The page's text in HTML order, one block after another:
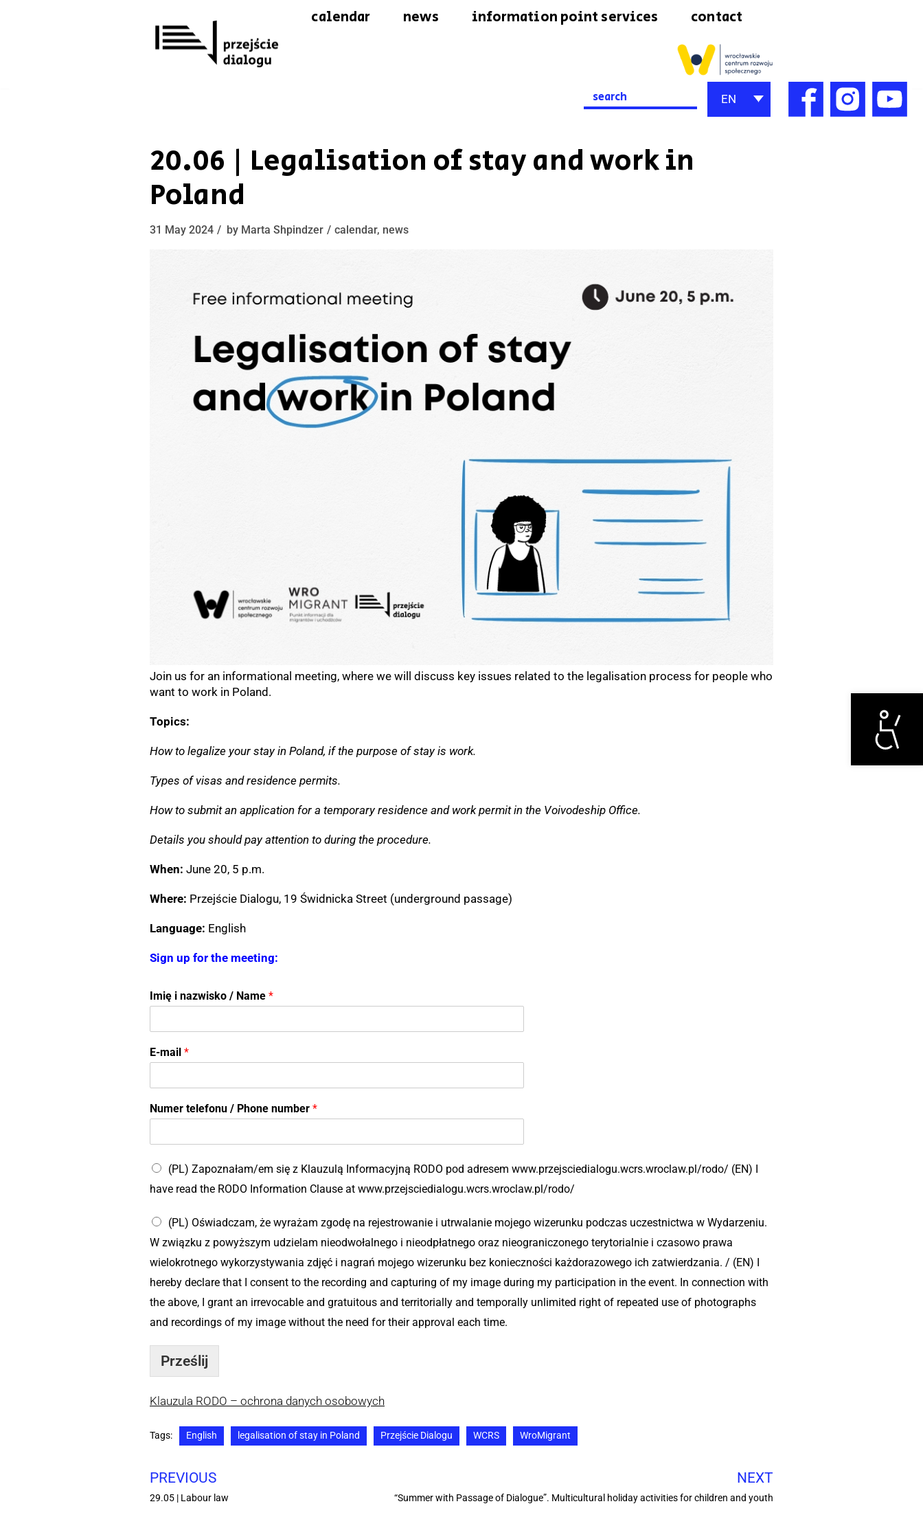
Otwórz
calendar news information point services contact
Search
for:
EN
20.06 | Legalisation of stay and work in
Poland
31 May 2024 by Marta Shpindzer calendar, news
Join us for an informational meeting, where we will discuss key issues related to the legalisation process for people who
want to work in Poland.
Topics:
How to legalize your stay in Poland, if the purpose of stay is work.
Types of visas and residence permits.
How to submit an application for a temporary residence and work permit in the Voivodeship Office.
Details you should pay attention to during the procedure.
When: June 20, 5 p.m.
Where: Przejście Dialogu, 19 Świdnicka Street (underground passage)
Language: English
Sign up for the meeting:
Imię i nazwisko / Name *
E-mail *
Numer telefonu / Phone number *
(PL) Zapoznałam/em się z Klauzulą Informacyjną RODO pod adresem www.przejsciedialogu.wcrs.wroclaw.pl/rodo/ (EN) I
have read the RODO Information Clause at www.przejsciedialogu.wcrs.wroclaw.pl/rodo/
(PL) Oświadczam, że wyrażam zgodę na rejestrowanie i utrwalanie mojego wizerunku podczas uczestnictwa w Wydarzeniu.
W związku z powyższym udzielam nieodwołalnego i nieodpłatnego oraz nieograniczonego terytorialnie i czasowo prawa
wielokrotnego wykorzystywania zdjęć i nagrań mojego wizerunku bez konieczności każdorazowego ich zatwierdzania. / (EN) I
hereby declare that I consent to the recording and capturing of my image during my participation in the event. In connection with
the above, I grant an irrevocable and gratuitous and territorially and temporally unlimited right of repeated use of photographs
and recordings of my image without the need for their approval each time.
Prześlij
Klauzula RODO – ochrona danych osobowych
Tags: English legalisation of stay in Poland Przejście Dialogu WCRS WroMigrant
PREVIOUS
29.05 | Labour law
NEXT
“Summer with Passage of Dialogue”. Multicultural holiday activities for children and youth